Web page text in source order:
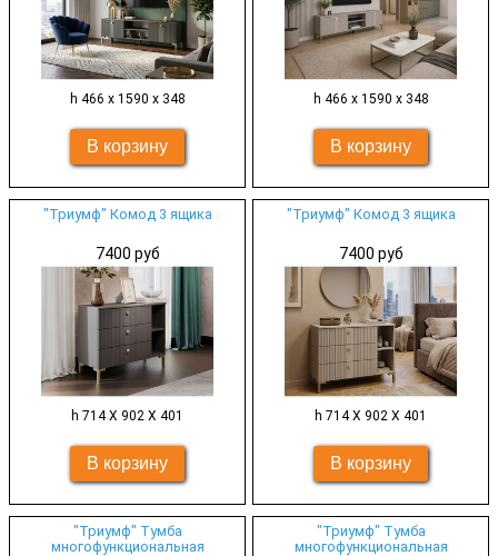
h 466 х 1590 х 348 h 466 х 1590 х 348
"Триумф" Комод 3 ящика
7400 руб
h 714 Х 902 Х 401
"Триумф" Комод 3 ящика
7400 руб
h 714 Х 902 Х 401
"Триумф" Тумба
многофункциональная
"Триумф" Тумба
многофункциональная